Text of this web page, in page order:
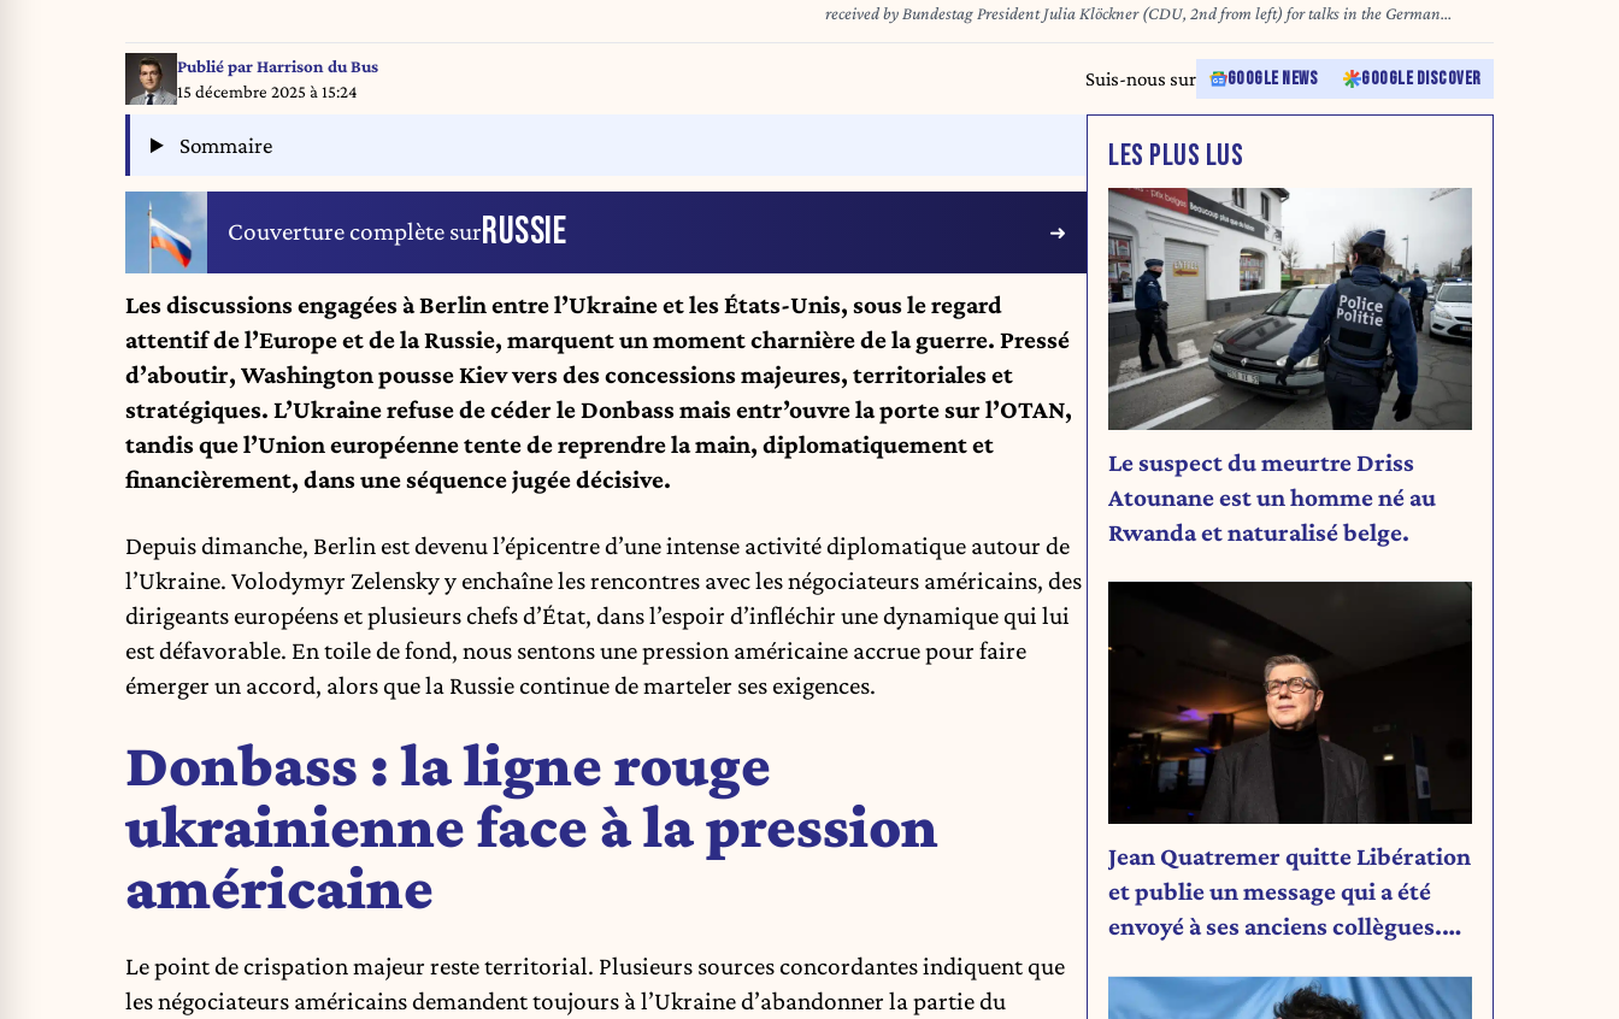
received by Bundestag President Julia Klöckner (CDU, 2nd from left) for talks in the German
Bundestag. Photo: Christoph Soeder/dpa
Publié parHarrison du Bus
15 décembre 2025 à 15:24
Suis-nous sur GOOGLE NEWS GOOGLE DISCOVER
Sommaire
Couverture complète surRUSSIE
Les discussions engagées à Berlin entre l’Ukraine et les États-Unis, sous le regard
attentif de l’Europe et de la Russie, marquent un moment charnière de la guerre. Pressé
d’aboutir, Washington pousse Kiev vers des concessions majeures, territoriales et
stratégiques. L’Ukraine refuse de céder le Donbass mais entr’ouvre la porte sur l’OTAN,
tandis que l’Union européenne tente de reprendre la main, diplomatiquement et
financièrement, dans une séquence jugée décisive.
Depuis dimanche, Berlin est devenu l’épicentre d’une intense activité diplomatique autour de
l’Ukraine. Volodymyr Zelensky y enchaîne les rencontres avec les négociateurs américains, des
dirigeants européens et plusieurs chefs d’État, dans l’espoir d’infléchir une dynamique qui lui
est défavorable. En toile de fond, nous sentons une pression américaine accrue pour faire
émerger un accord, alors que la Russie continue de marteler ses exigences.
Donbass : la ligne rouge
ukrainienne face à la pression
américaine
Le point de crispation majeur reste territorial. Plusieurs sources concordantes indiquent que
les négociateurs américains demandent toujours à l’Ukraine d’abandonner la partie du
LES PLUS LUS
Le suspect du meurtre Driss
Atounane est un homme né au
Rwanda et naturalisé belge.
Jean Quatremer quitte Libération
et publie un message qui a été
envoyé à ses anciens collègues.